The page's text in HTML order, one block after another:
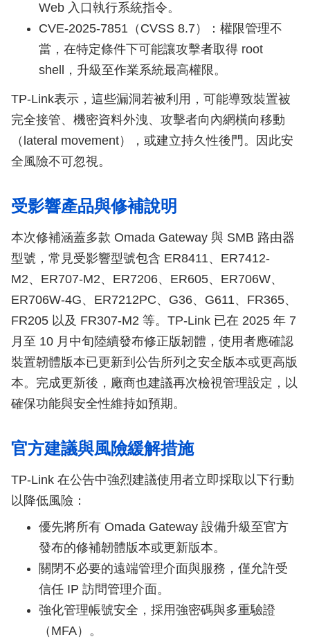
Web 入口執行系統指令。
CVE-2025-7851（CVSS 8.7）：權限管理不
當，在特定條件下可能讓攻擊者取得 root
shell，升級至作業系統最高權限。
TP-Link表示，這些漏洞若被利用，可能導致裝置被
完全接管、機密資料外洩、攻擊者向內網橫向移動
（lateral movement），或建立持久性後門。因此安
全風險不可忽視。
受影響產品與修補說明
本次修補涵蓋多款 Omada Gateway 與 SMB 路由器
型號，常見受影響型號包含 ER8411、ER7412-
M2、ER707-M2、ER7206、ER605、ER706W、
ER706W-4G、ER7212PC、G36、G611、FR365、
FR205 以及 FR307-M2 等。TP-Link 已在 2025 年 7
月至 10 月中旬陸續發布修正版韌體，使用者應確認
裝置韌體版本已更新到公告所列之安全版本或更高版
本。完成更新後，廠商也建議再次檢視管理設定，以
確保功能與安全性維持如預期。
官方建議與風險緩解措施
TP-Link 在公告中強烈建議使用者立即採取以下行動
以降低風險：
優先將所有 Omada Gateway 設備升級至官方
發布的修補韌體版本或更新版本。
關閉不必要的遠端管理介面與服務，僅允許受
信任 IP 訪問管理介面。
強化管理帳號安全，採用強密碼與多重驗證
（MFA）。